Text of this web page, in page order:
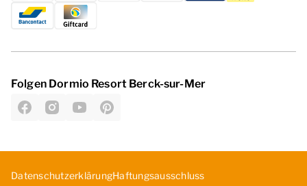
Folgen Dormio Resort Berck-sur-Mer
DatenschutzerklärungHaf­tun­gsa­uss­chl­uss